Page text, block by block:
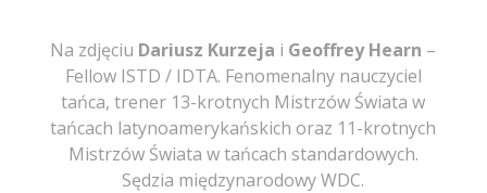
Na zdjęciu Dariusz Kurzeja i Geoffrey Hearn –
Fellow ISTD / IDTA. Fenomenalny nauczyciel
tańca, trener 13-krotnych Mistrzów Świata w
tańcach latynoamerykańskich oraz 11-krotnych
Mistrzów Świata w tańcach standardowych.
Sędzia międzynarodowy WDC.